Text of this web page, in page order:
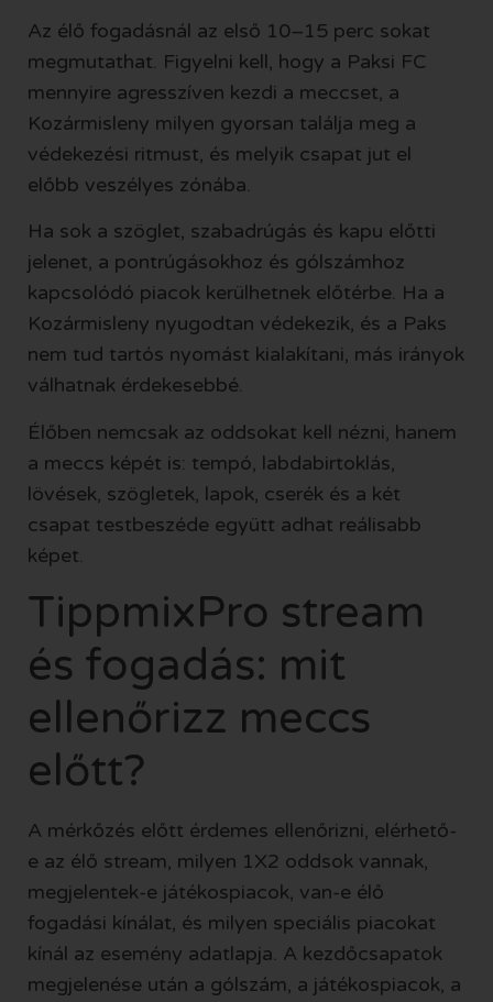
Az élő fogadásnál az első 10–15 perc sokat
megmutathat. Figyelni kell, hogy a Paksi FC
mennyire agresszíven kezdi a meccset, a
Kozármisleny milyen gyorsan találja meg a
védekezési ritmust, és melyik csapat jut el
előbb veszélyes zónába.
Ha sok a szöglet, szabadrúgás és kapu előtti
jelenet, a pontrúgásokhoz és gólszámhoz
kapcsolódó piacok kerülhetnek előtérbe. Ha a
Kozármisleny nyugodtan védekezik, és a Paks
nem tud tartós nyomást kialakítani, más irányok
válhatnak érdekesebbé.
Élőben nemcsak az oddsokat kell nézni, hanem
a meccs képét is: tempó, labdabirtoklás,
lövések, szögletek, lapok, cserék és a két
csapat testbeszéde együtt adhat reálisabb
képet.
TippmixPro stream
és fogadás: mit
ellenőrizz meccs
előtt?
A mérkőzés előtt érdemes ellenőrizni, elérhető-
e az élő stream, milyen 1X2 oddsok vannak,
megjelentek-e játékospiacok, van-e élő
fogadási kínálat, és milyen speciális piacokat
kínál az esemény adatlapja. A kezdőcsapatok
megjelenése után a gólszám, a játékospiacok, a